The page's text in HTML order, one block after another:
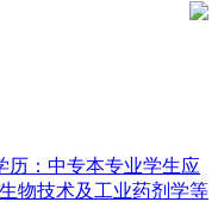
历：中专本专业学生应
物技术及工业药剂学等